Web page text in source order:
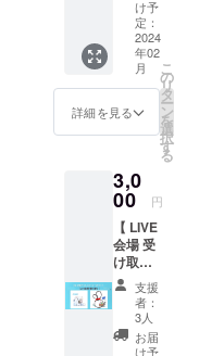
ス】
IRO・夢
柚子も
もにお
祝いの
気持ち
だけで
といっ
た方に
向け
た、リ
ターン
なし
コース
となり
ます。
クラウ
ドファ
け予
定：
2024
年02
月
詳細を見る
こ
の
リ
タ
ー
ン
を
選
択
す
る
3,0
00 円
【 LIVE
会場 受
け取り
】IRO、
夢柚子
ももが
デザイ
ンした
支援
者：
3人
お届
け予